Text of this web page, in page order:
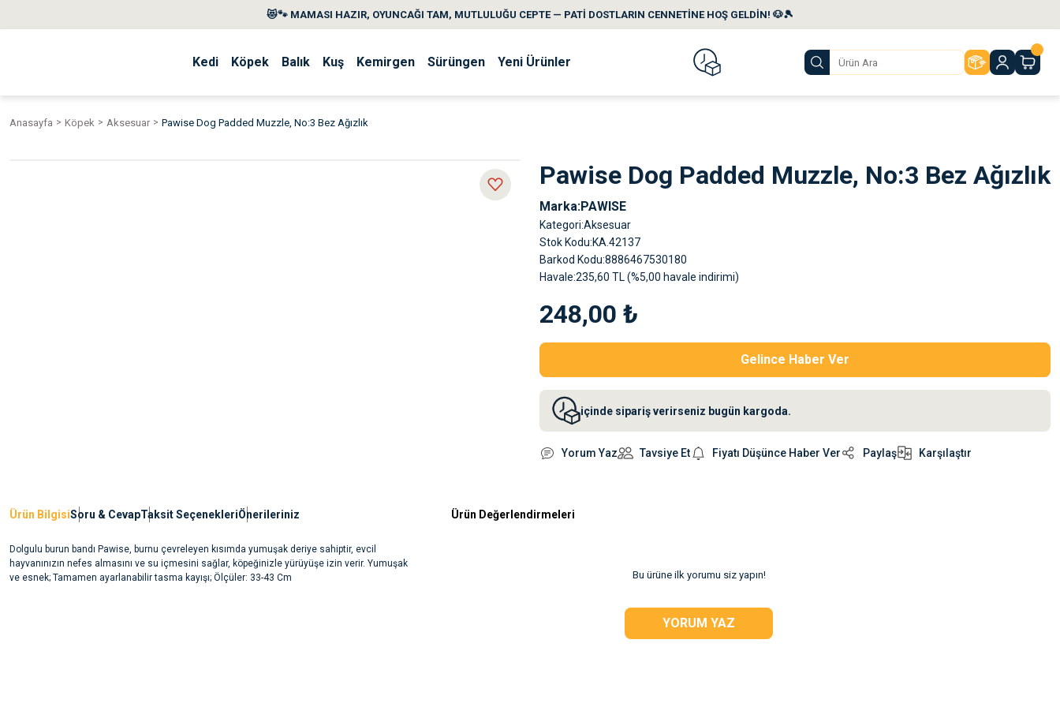
😻🐾 MAMASI HAZIR, OYUNCAĞI TAM, MUTLULUĞU CEPTE — PATİ DOSTLARIN CENNETİNE HOŞ GELDİN! 🐶🎾
Kedi Köpek Balık Kuş Kemirgen Sürüngen Yeni Ürünler
Anasayfa Köpek Aksesuar Pawise Dog Padded Muzzle, No:3 Bez Ağızlık
Pawise Dog Padded Muzzle, No:3 Bez Ağızlık
Marka PAWISE
Kategori Aksesuar
Stok Kodu KA.42137
Barkod Kodu 8886467530180
Havale 235,60 TL (%5,00 havale indirimi)
248,00 ₺
Gelince Haber Ver
içinde sipariş verirseniz bugün kargoda.
Yorum Yaz Tavsiye Et Fiyatı Düşünce Haber Ver Paylaş Karşılaştır
Ürün BilgisiSoru & CevapTaksit SeçenekleriÖnerileriniz
Dolgulu burun bandı Pawise, burnu çevreleyen kısımda yumuşak deriye sahiptir, evcil
hayvanınızın nefes almasını ve su içmesini sağlar, köpeğinizle yürüyüşe izin verir. Yumuşak
ve esnek; Tamamen ayarlanabilir tasma kayışı; Ölçüler: 33-43 Cm
Ürün Değerlendirmeleri
Bu ürüne ilk yorumu siz yapın!
YORUM YAZ